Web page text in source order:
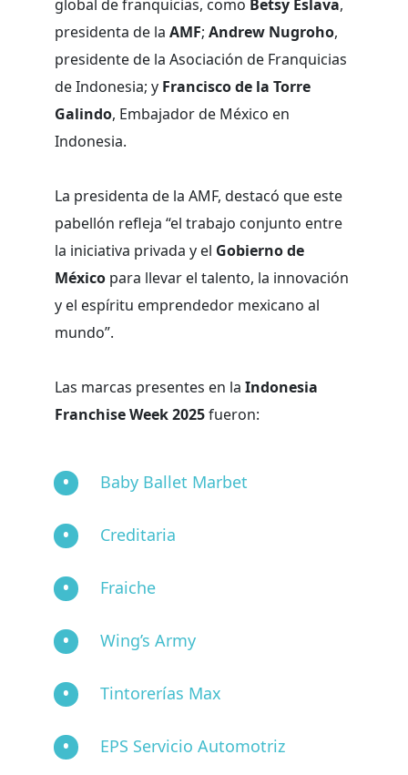
global de franquicias, como Betsy Eslava,
presidenta de la AMF; Andrew Nugroho,
presidente de la Asociación de Franquicias
de Indonesia; y Francisco de la Torre
Galindo, Embajador de México en
Indonesia.
La presidenta de la AMF, destacó que este
pabellón refleja “el trabajo conjunto entre
la iniciativa privada y el Gobierno de
México para llevar el talento, la innovación
y el espíritu emprendedor mexicano al
mundo”.
Las marcas presentes en la Indonesia
Franchise Week 2025fueron:
Baby Ballet Marbet
Creditaria
Fraiche
Wing’s Army
Tintorerías Max
EPS Servicio Automotriz